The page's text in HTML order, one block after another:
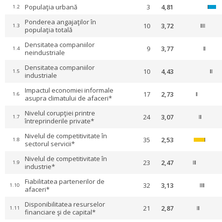
1.2 Populaţia urbană 3 4,81
1.3
Ponderea angajaţilor în
populaţia totală
10 3,72
1.4
Densitatea companiilor
neindustriale
9 3,77
1.5
Densitatea companiilor
industriale
10 4,43
1.6
Impactul economiei informale
asupra climatului de afaceri*
17 2,73
1.7
Nivelul corupţiei printre
întreprinderile private*
24 3,07
1.8
Nivelul de competitivitate în
sectorul servicii*
35 2,53
1.9
Nivelul de competitivitate în
industrie*
23 2,47
1.10
Fiabilitatea partenerilor de
afaceri*
32 3,13
1.11
Disponibilitatea resurselor
financiare şi de capital*
21 2,87